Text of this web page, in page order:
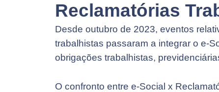
Reclamatórias
Desde outubro de 2023, eventos
trabalhistas passaram a integrar o e-
obrigações trabalhistas,
O confronto entre e-Social x